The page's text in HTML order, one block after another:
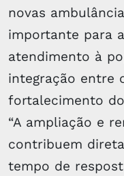
novas
importante para
atendimento à
integração entre
fortalecimento
“A ampliação e
contribuem
tempo de